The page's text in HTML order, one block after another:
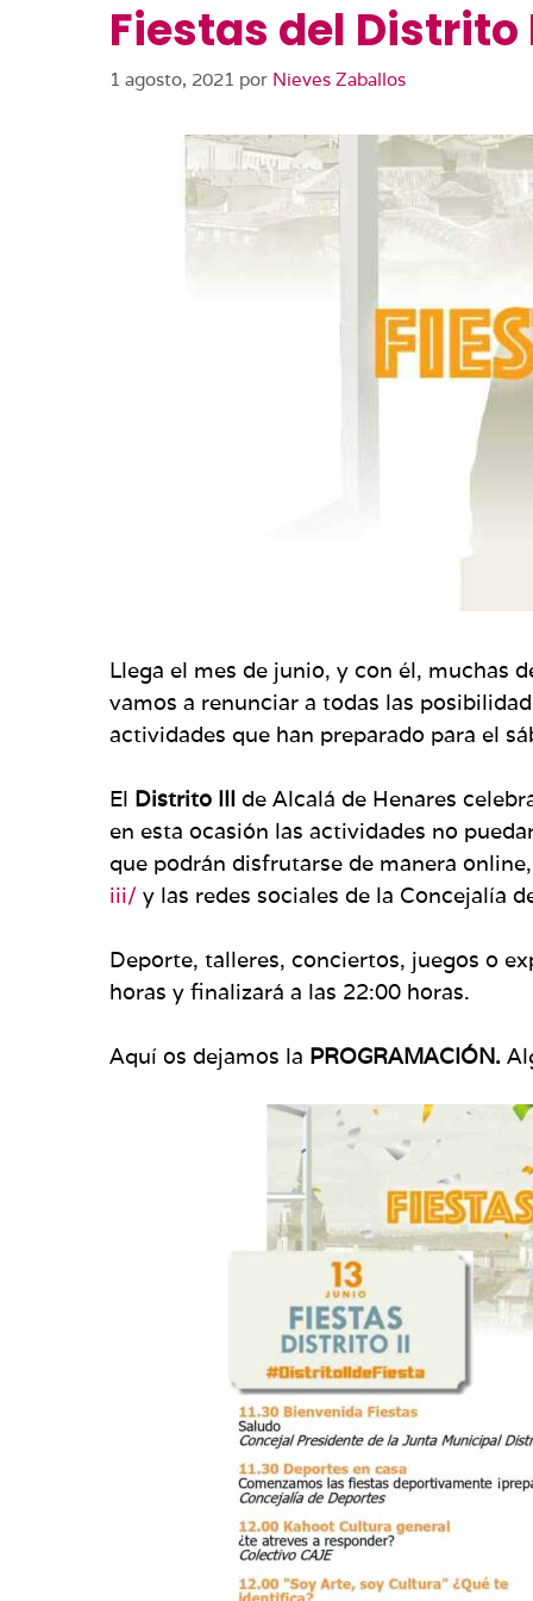
Fiestas del Distrito
1 agosto, 2021 por Nieves Zaballos
Llega el mes de junio, y con él, muchas
vamos a renunciar a todas las
actividades que han preparado para el
El Distrito III de Alcalá de Henares
en esta ocasión las actividades no
que podrán disfrutarse de manera
iii/ y las redes sociales de la Concejalía
Deporte, talleres, conciertos, juegos o
horas y finalizará a las 22:00 horas.
Aquí os dejamos la PROGRAMACIÓN.